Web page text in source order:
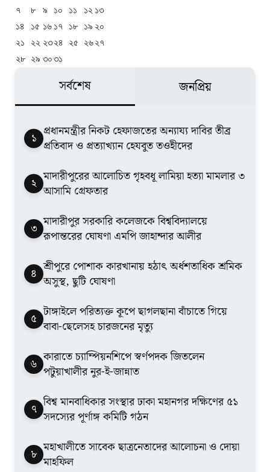
৭
৮ ৯ ১০ ১১ ১২ ১৩
১৪
১৫ ১৬ ১৭ ১৮ ১৯ ২০
২১
২২ ২৩২৪ ২৫ ২৬২৭
২৮ ২৯ ৩০৩১
সর্বশেষ জনপ্রিয়
১ ​প্রধানমন্ত্রীর নিকট হেফাজতের অন্যায্য দাবির তীব্র
প্রতিবাদ ও প্রত্যাখ্যান হেযবুত তওহীদের
২ মাদারীপুরের আলোচিত গৃহবধূ লামিয়া হত্যা মামলার ৩
আসামি গ্রেফতার
৩ মাদারীপুর সরকারি কলেজকে বিশ্ববিদ্যালয়ে
রূপান্তরের ঘোষণা এমপি জাহান্দার আলীর
৪ শ্রীপুরে পোশাক কারখানায় হঠাৎ অর্ধশতাধিক শ্রমিক
অসুস্থ, ছুটি ঘোষণা
৫ টাঙ্গাইলে পরিত্যক্ত কূপে ছাগলছানা বাঁচাতে গিয়ে
বাবা-ছেলেসহ চারজনের মৃত্যু
৬ কারাতে চ্যাম্পিয়নশিপে স্বর্ণপদক জিতলেন
পটুয়াখালীর নুর-ই-জান্নাত
৭ বিশ্ব মানবাধিকার সংস্থার ঢাকা মহানগর দক্ষিণের ৫১
সদস্যের পূর্ণাঙ্গ কমিটি গঠন
৮ মহাখালীতে সাবেক ছাত্রনেতাদের আলোচনা ও দোয়া
মাহফিল